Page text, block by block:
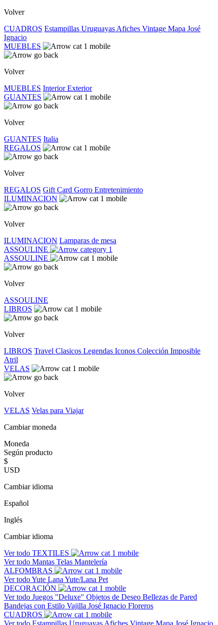
Volver
CUADROS Estampillas Uruguayas Afiches Vintage Mapa José
Ignacio
MUEBLES
Volver
MUEBLES InteriorExterior
GUANTES
Volver
GUANTES Italia
REGALOS
Volver
REGALOS Gift Card Gorro Entretenimiento
ILUMINACION
Volver
ILUMINACION Lamparas de mesa
ASSOULINE
ASSOULINE
Volver
ASSOULINE
LIBROS
Volver
LIBROS Travel Clasicos Legendas Iconos Colección Imposible
Atril
VELAS
Volver
VELAS Velas para Viajar
Cambiar moneda
Moneda
Según producto
$
USD
Cambiar idioma
Español
Inglés
Cambiar idioma
Ver todo TEXTILES
Ver todo Mantas Telas Mantelería
ALFOMBRAS
Ver todoYute Lana Yute/Lana Pet
DECORACIÓN
Ver todo Juegos "Deluxe" Objetos de Deseo Bellezas de Pared
Bandejas con Estilo Vajilla José Ignacio Floreros
CUADROS
Ver todo Estampillas Uruguayas Afiches Vintage Mapa José Ignacio